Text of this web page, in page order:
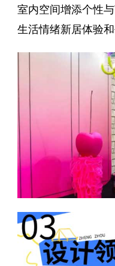
室内空间增添个性
生活情绪新居体验和